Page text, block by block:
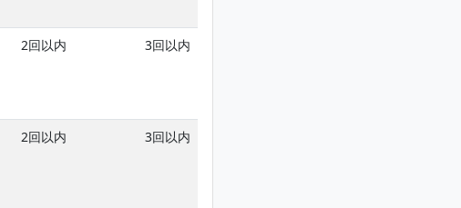
2回以内 3回以内
2回以内 3回以内